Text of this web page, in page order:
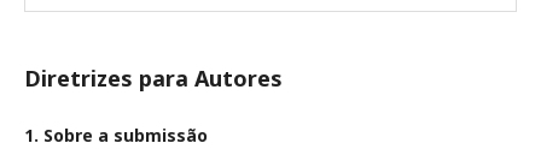
Diretrizes para Autores
1. Sobre a submissão